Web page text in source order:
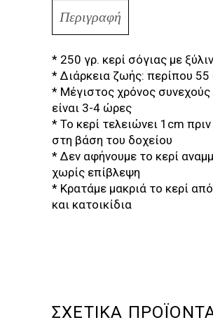
Περιγραφή
* 250 γρ. κερί σόγιας με
* Διάρκεια ζωής: περίπου
* Μέγιστος χρόνος
είναι 3-4 ώρες
* Το κερί τελειώνει 1cm
στη βάση του δοχείου
* Δεν αφήνουμε το κερί
χωρίς επίβλεψη
* Κρατάμε μακριά το κερί
και κατοικίδια
ΣΧΕΤΙΚΆ